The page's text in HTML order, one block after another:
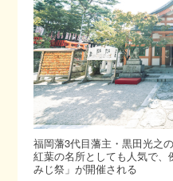
福岡藩3代目藩主・黒田光之
紅葉の名所としても人気で
みじ祭」が開催される